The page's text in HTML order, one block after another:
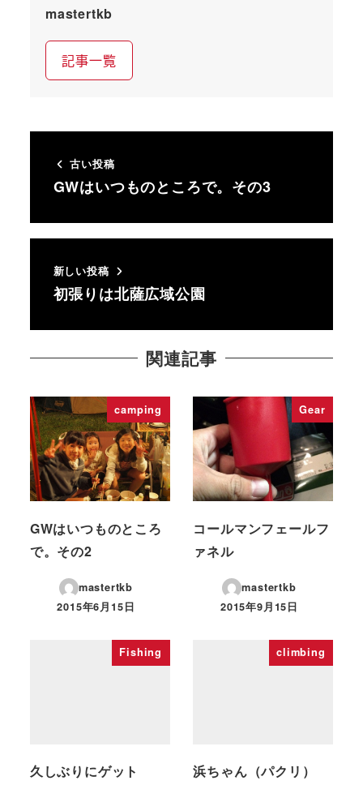
mastertkb
記事一覧
古い投稿
GWはいつものところで。その3
新しい投稿
初張りは北薩広域公園
関連記事
camping
GWはいつものところ
で。その2
mastertkb
投稿日
2015年6月15日
Gear
コールマンフェールフ
ァネル
mastertkb
投稿日
2015年9月15日
Fishing
久しぶりにゲット
climbing
浜ちゃん（パクリ）